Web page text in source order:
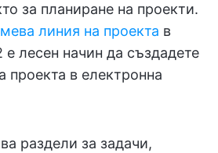
за планиране на проекти.
линия на проекта в
лесен начин да създадете
проекта в електронна
раздели за задачи,